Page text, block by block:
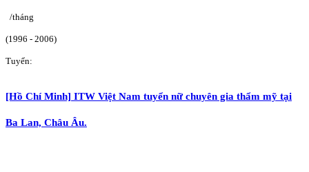
/tháng
(1996 - 2006)
Tuyển:
[Hồ Chí Minh] ITW Việt Nam tuyển nữ chuyên gia thẩm mỹ tại
Ba Lan, Châu Âu.